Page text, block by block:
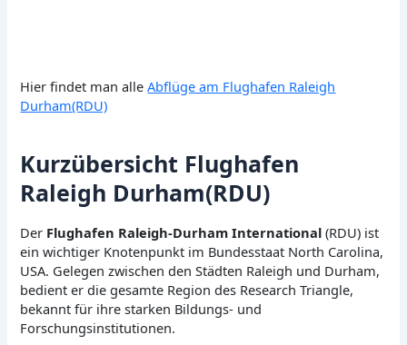
Hier findet man alleAbflüge am Flughafen Raleigh
Durham(RDU)
Kurzübersicht Flughafen
Raleigh Durham(RDU)
Der Flughafen Raleigh-Durham International (RDU) ist
ein wichtiger Knotenpunkt im Bundesstaat North Carolina,
USA. Gelegen zwischen den Städten Raleigh und Durham,
bedient er die gesamte Region des Research Triangle,
bekannt für ihre starken Bildungs- und
Forschungsinstitutionen.